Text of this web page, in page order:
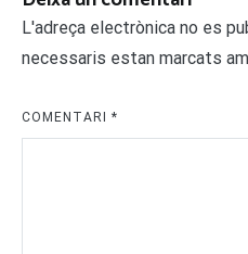
L'adreça electrònica no es
necessaris estan marcats
COMENTARI *